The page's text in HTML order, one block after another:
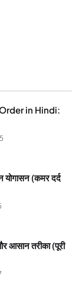
in Hindi:
(कमर दर्द
आसान तरीका (पूरी